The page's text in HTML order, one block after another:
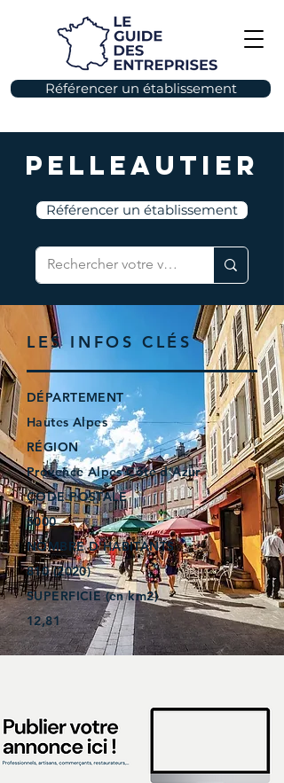
Référencer un établissement
Pelleautier
Référencer un établissement
LES INFOS CLÉS
DÉPARTEMENT
Hautes Alpes
RÉGION
Provence Alpes Côte d’Azur
CODE POSTALE
5000
NOMBRE D'HABITANTS
810 (2020)
SUPERFICIE (en km2)
12,81